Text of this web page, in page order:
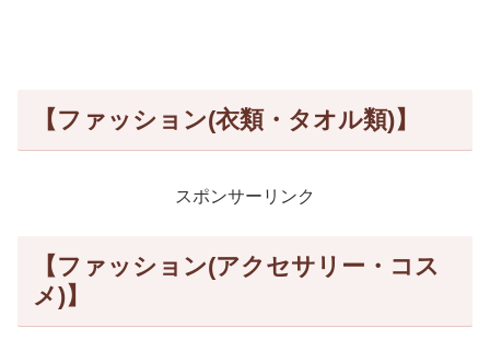
【ファッション(衣類・タオル類)】
スポンサーリンク
【ファッション(アクセサリー・コス
メ)】